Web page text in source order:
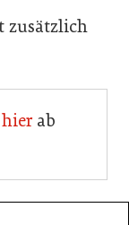
zusätzlich
hierab